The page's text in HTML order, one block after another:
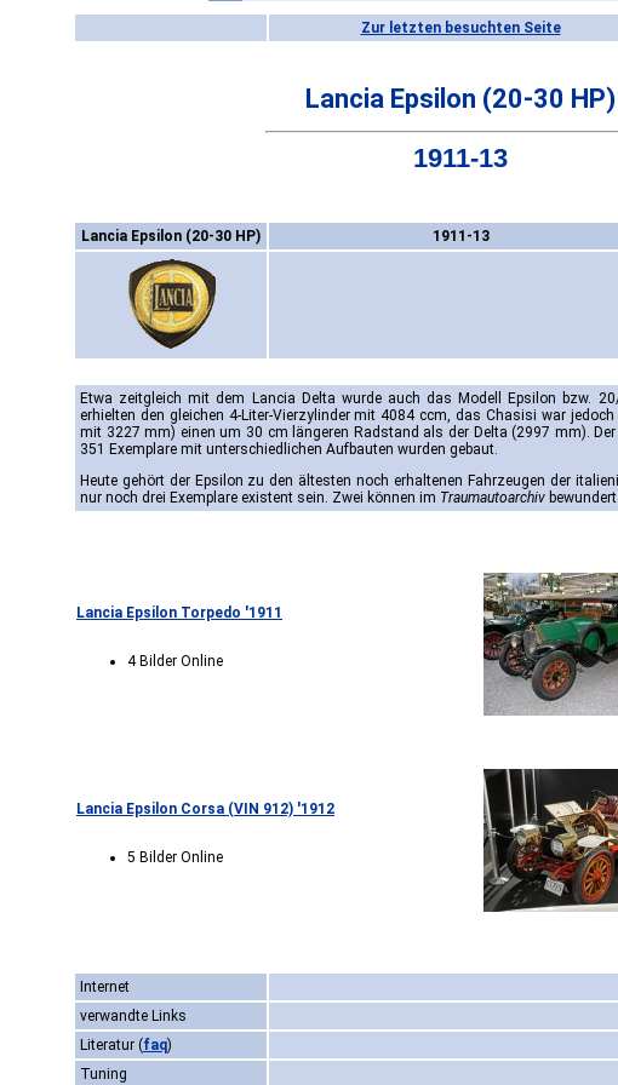
Zur letzten besuchten Seite
Lancia Epsilon (20-30 HP)
1911-13
Lancia Epsilon (20-30 HP) 1911-13
Etwa zeitgleich mit dem Lancia Delta wurde auch das Modell Epsilon bzw.
erhielten den gleichen 4-Liter-Vierzylinder mit 4084 ccm, das Chasisi war
mit 3227 mm) einen um 30 cm längeren Radstand als der Delta (2997 mm).
351 Exemplare mit unterschiedlichen Aufbauten wurden gebaut.
Heute gehört der Epsilon zu den ältesten noch erhaltenen Fahrzeugen der
nur noch drei Exemplare existent sein. Zwei können im Traumautoarchiv
Lancia Epsilon Torpedo '1911
4 Bilder Online
Lancia Epsilon Corsa (VIN 912) '1912
5 Bilder Online
Internet
verwandte Links
Literatur (faq)
Tuning